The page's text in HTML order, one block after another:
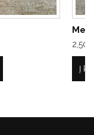
2,50
Į